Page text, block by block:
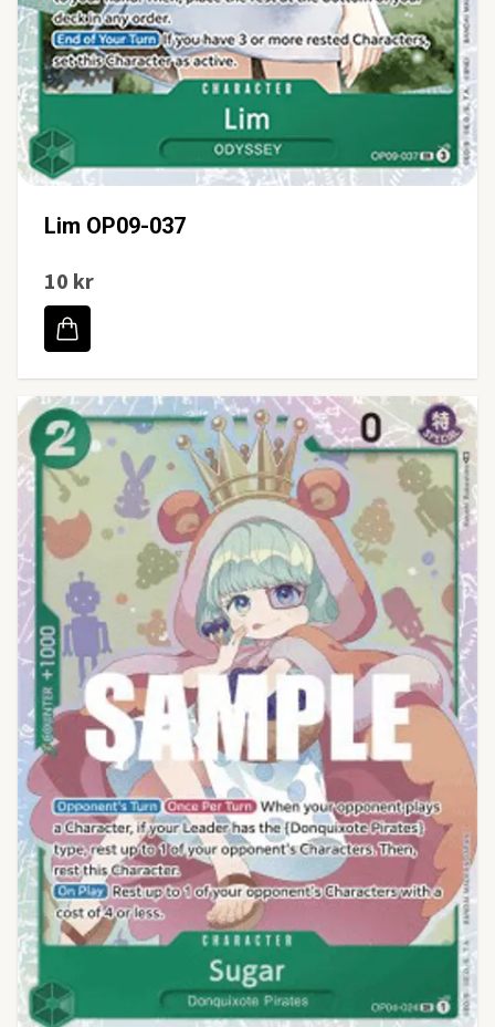
Lim OP09-037
10 kr